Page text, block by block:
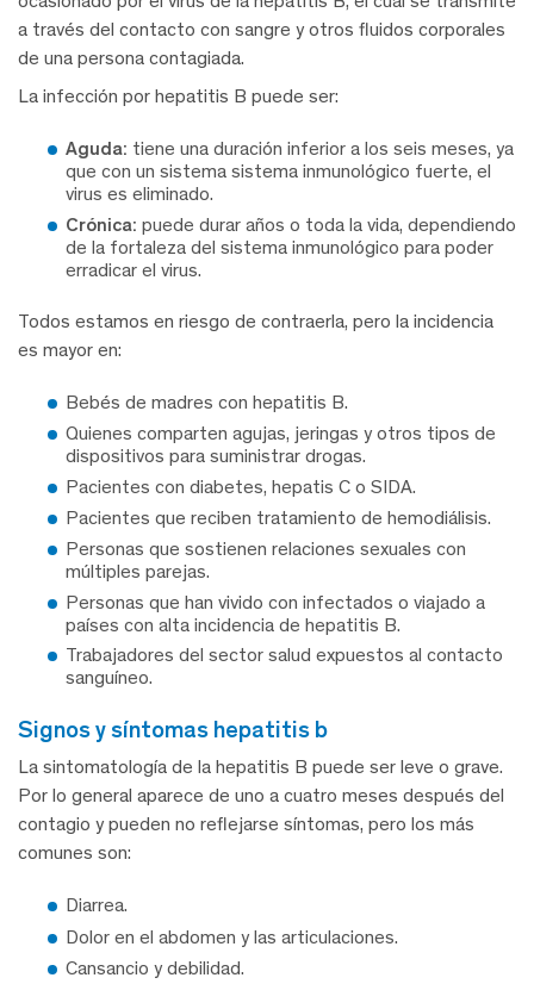
a través del contacto con sangre y otros fluidos corporales
de una persona contagiada.
La infección por hepatitis B puede ser:
Aguda: tiene una duración inferior a los seis meses, ya
que con un sistema sistema inmunológico fuerte, el
virus es eliminado.
Crónica: puede durar años o toda la vida, dependiendo
de la fortaleza del sistema inmunológico para poder
erradicar el virus.
Todos estamos en riesgo de contraerla, pero la incidencia
es mayor en:
Bebés de madres con hepatitis B.
Quienes comparten agujas, jeringas y otros tipos de
dispositivos para suministrar drogas.
Pacientes con diabetes, hepatis C o SIDA.
Pacientes que reciben tratamiento de hemodiálisis.
Personas que sostienen relaciones sexuales con
múltiples parejas.
Personas que han vivido con infectados o viajado a
países con alta incidencia de hepatitis B.
Trabajadores del sector salud expuestos al contacto
sanguíneo.
signos y síntomas hepatitis b
La sintomatología de la hepatitis B puede ser leve o grave.
Por lo general aparece de uno a cuatro meses después del
contagio y pueden no reflejarse síntomas, pero los más
comunes son:
Diarrea.
Dolor en el abdomen y las articulaciones.
Cansancio y debilidad.